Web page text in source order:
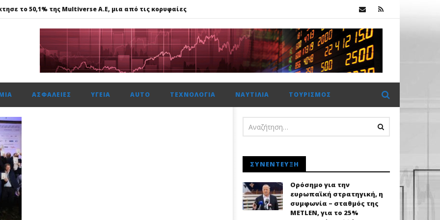
το 50,1% της Multiverse A.E, μια από τις κορυφαίες
Χρηματιστήριο Αθηνών: Πέμπτο σερί κλείσιμο πάνω από τις 2.600 μονάδες με στηρίγματα από τις τράπεζες
€49,35 εκατ., το 50% του Sofia South Ring Mall
το 50,1% της Multiverse A.E, μια από τις κορυφαίες
ΑΣΦΆΛΕΙΕΣ ΥΓΕΊΑ AUTO ΤΕΧΝΟΛΟΓΊΑ ΝΑΥΤΙΛΊΑ ΤΟΥΡΙΣΜΌΣ
ΣΥΝΈΝΤΕΥΞΗ
Ορόσημο για την
ευρωπαϊκή στρατηγική, η
συμφωνία – σταθμός της
METLEN, για το 25%